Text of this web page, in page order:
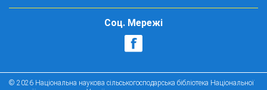
Соц. Мережі
© 2026 Національна наукова сільськогосподарська бібліотека Національної